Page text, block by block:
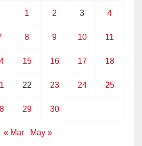
1 2 3 4
8 9 10 11
15 16 17 18
22 23 24 25
29 30
« Mar May »